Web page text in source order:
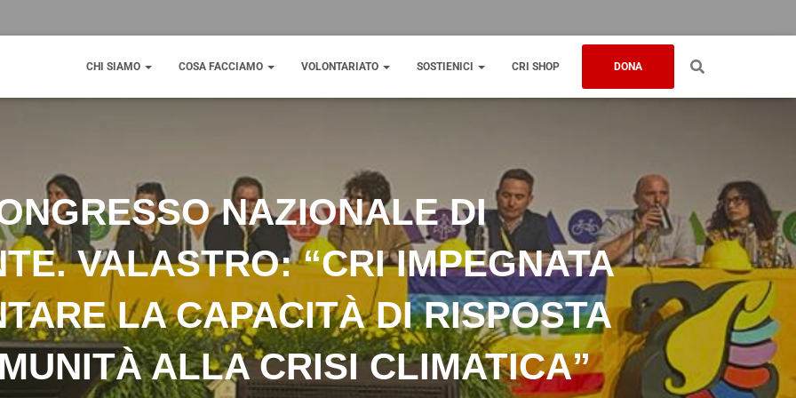
CHI SIAMO COSA FACCIAMO VOLONTARIATO SOSTIENICI CRI SHOP DONA
NAZIONALE DI
VALASTRO: “CRI IMPEGNATA
LA CAPACITÀ DI RISPOSTA
ALLA CRISI CLIMATICA”